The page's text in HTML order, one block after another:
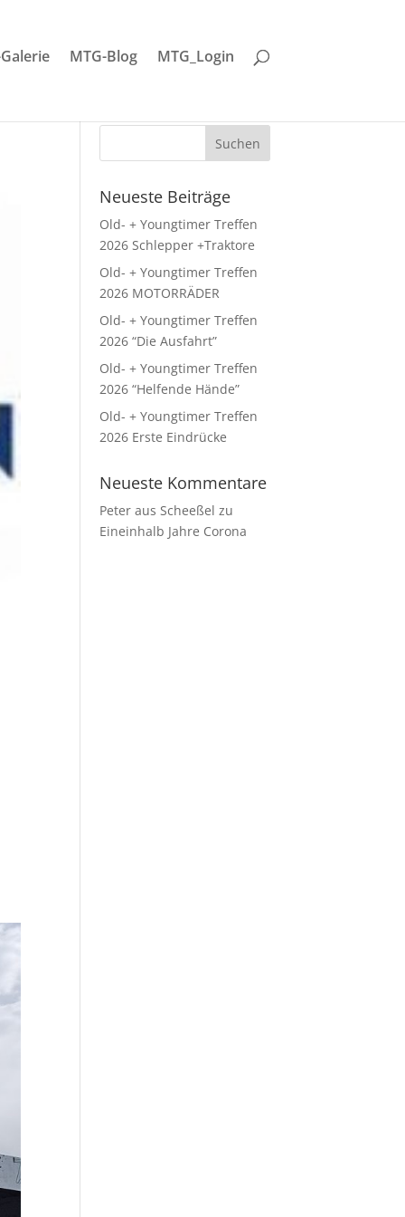
MTG-Blog MTG_Login
Neueste Beiträge
Old- + Youngtimer Treffen
2026 Schlepper +Traktore
Old- + Youngtimer Treffen
2026 MOTORRÄDER
Old- + Youngtimer Treffen
2026 “Die Ausfahrt”
Old- + Youngtimer Treffen
2026 “Helfende Hände”
Old- + Youngtimer Treffen
2026 Erste Eindrücke
Neueste Kommentare
Peter aus Scheeßel zu
Eineinhalb Jahre Corona